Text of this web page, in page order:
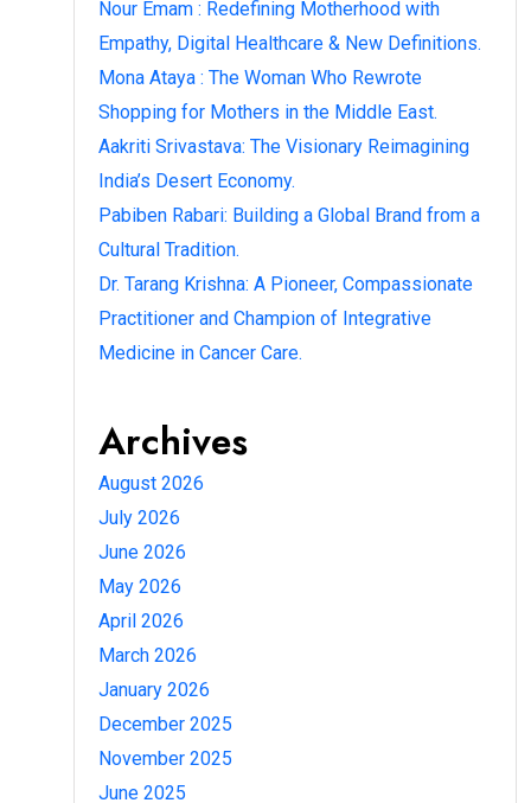
Nour Emam : Redefining Motherhood with
Empathy, Digital Healthcare & New Definitions.
Mona Ataya : The Woman Who Rewrote
Shopping for Mothers in the Middle East.
Aakriti Srivastava: The Visionary Reimagining
India’s Desert Economy.
Pabiben Rabari: Building a Global Brand from a
Cultural Tradition.
Dr. Tarang Krishna: A Pioneer, Compassionate
Practitioner and Champion of Integrative
Medicine in Cancer Care.
Archives
August 2026
July 2026
June 2026
May 2026
April 2026
March 2026
January 2026
December 2025
November 2025
June 2025